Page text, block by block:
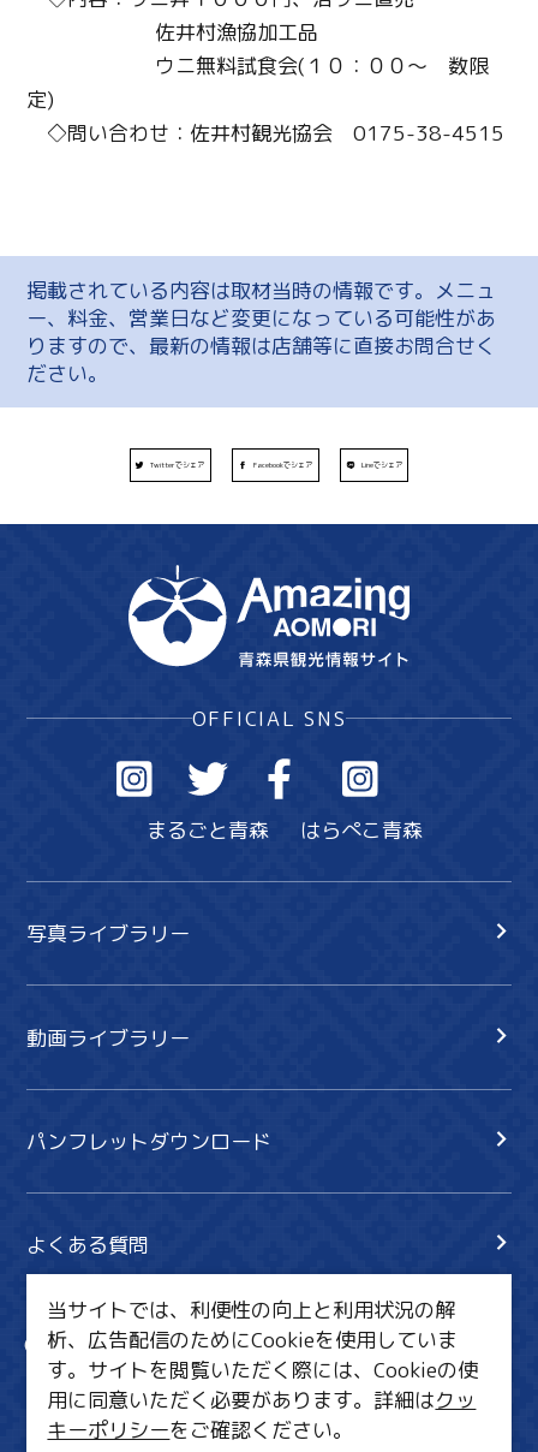
佐井村漁協加工品
ウニ無料試食会(１０：００～ 数限
定)
◇問い合わせ：佐井村観光協会 0175-38-4515
掲載されている内容は取材当時の情報です。メニュ
ー、料金、営業日など変更になっている可能性があ
りますので、最新の情報は店舗等に直接お問合せく
ださい。
Twitterでシェア Facebookでシェア Lineでシェア
OFFICIAL SNS
まるごと青森 はらぺこ青森
写真ライブラリー
動画ライブラリー
パンフレットダウンロード
よくある質問
サイト内検索
共有
行きたいリスト
当サイトでは、利便性の向上と利用状況の解
析、広告配信のためにCookieを使用していま
す。サイトを閲覧いただく際には、Cookieの使
用に同意いただく必要があります。詳細はクッ
キーポリシーをご確認ください。